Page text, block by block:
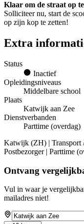
Klaar om de straat op
Solliciteer nu, start de
op zijn kop te zetten!
Extra
Status
Inactief
Opleidingsniveaus
Middelbare school
Plaats
Katwijk aan Zee
Dienstverbanden
Parttime (overdag)
Katwijk (ZH) | Transport
Postbezorger | Parttime
Ontvang
Vul in waar je
mailadres niet!